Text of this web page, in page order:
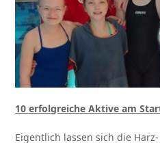
10 erfolgreiche Aktive am
Eigentlich lassen sich die